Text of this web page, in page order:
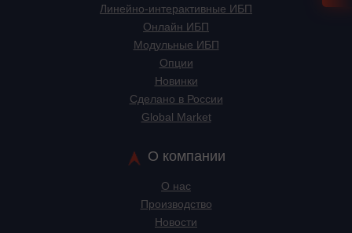
Линейно-интерактивные ИБП
Онлайн ИБП
Модульные ИБП
Опции
Новинки
Сделано в России
Global Market
О компании
О нас
Производство
Новости